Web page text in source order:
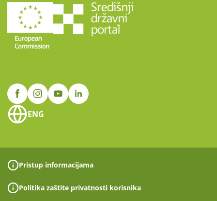
ENG
Pristup informacijama
Politika zaštite privatnosti korisnika